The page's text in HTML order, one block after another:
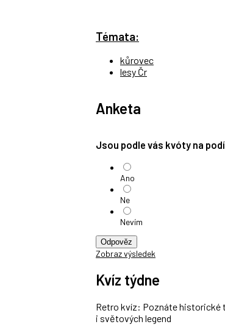
Témata:
kůrovec
lesy Čr
Anketa
Jsou podle vás kvóty na
Ano
Ne
Nevím
Odpověz
Zobraz výsledek
Kvíz týdne
Retro kvíz: Poznáte historické
i světových legend